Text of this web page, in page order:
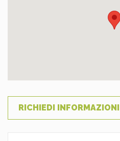
RICHIEDI INFORMAZIONI